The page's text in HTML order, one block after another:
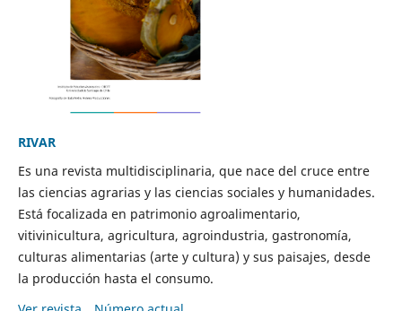
RIVAR
Es una revista multidisciplinaria, que nace del cruce entre
las ciencias agrarias y las ciencias sociales y humanidades.
Está focalizada en patrimonio agroalimentario,
vitivinicultura, agricultura, agroindustria, gastronomía,
culturas alimentarias (arte y cultura) y sus paisajes, desde
la producción hasta el consumo.